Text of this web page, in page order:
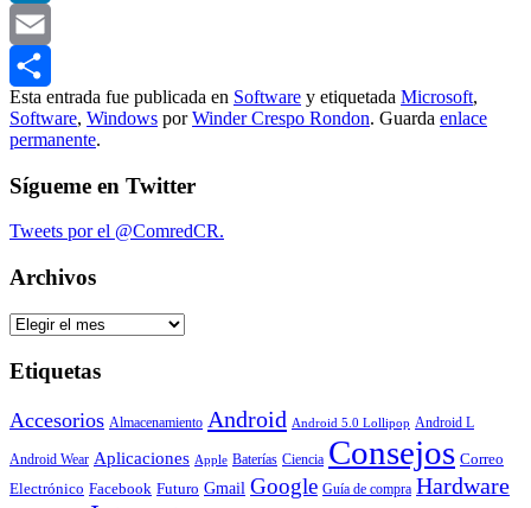
LinkedIn
Email
Compartir
Esta entrada fue publicada en Software y etiquetada Microsoft,
Software, Windows porWinder Crespo Rondon. Guarda enlace
permanente.
Sígueme en Twitter
Tweets por el @ComredCR.
Archivos
Archivos
Etiquetas
Accesorios Almacenamiento Android Android 5.0 Lollipop Android L
Android Wear Aplicaciones Apple Baterías Ciencia Consejos Correo
Electrónico Facebook Futuro Gmail Google Guía de compra Hardware